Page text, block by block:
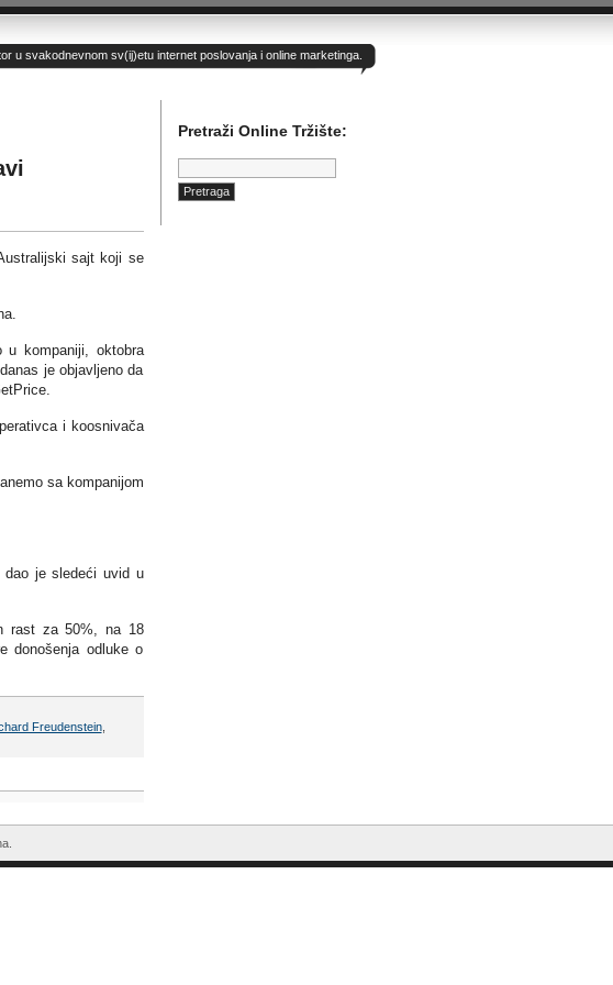
u svakodnevnom sv(ij)etu internet poslovanja i online marketinga.
sajt koji se
u kompaniji, oktobra
je objavljeno da
i koosnivača
sa kompanijom
dao je sledeći uvid u
rast za 50%, na 18
donošenja odluke o
Freudenstein,
Pretraži Online Tržište:
Pretraga: